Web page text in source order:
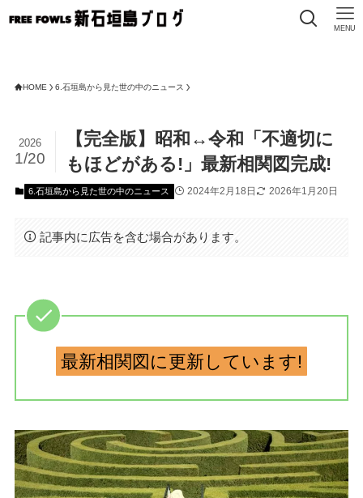
MENU
HOME 6.石垣島から見た世の中のニュース
【完全版】昭和↔令和「不適切に
もほどがある!」最新相関図完成!
2026
1/20
6.石垣島から見た世の中のニュース 2024年2月18日 2026年1月20日
記事内に広告を含む場合があります。
最新相関図に更新しています!